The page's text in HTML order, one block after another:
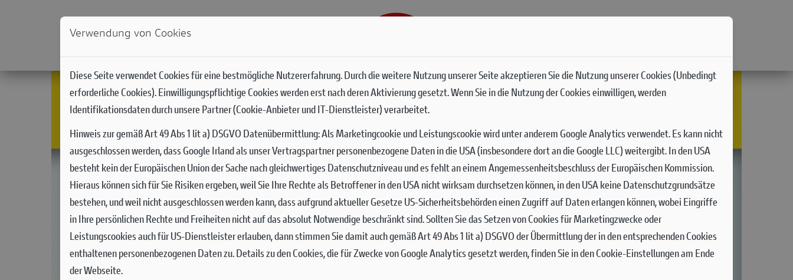
NEWS MODELLE DUCATI WORLD
Verwendung von Cookies
Diese Seite verwendet Cookies für eine bestmögliche Nutzererfahrung. Durch die weitere Nutzung unserer Seite akzeptieren Sie die Nutzung unserer Cookies (Unbedingt
erforderliche Cookies). Einwilligungspflichtige Cookies werden erst nach deren Aktivierung gesetzt. Wenn Sie in die Nutzung der Cookies einwilligen, werden
Identifikationsdaten durch unsere Partner (Cookie-Anbieter und IT-Dienstleister) verarbeitet.
Hinweis zur gemäß Art 49 Abs 1 lit a) DSGVO Datenübermittlung:Als Marketingcookie und Leistungscookie wird unter anderem Google Analytics verwendet. Es kann nicht
ausgeschlossen werden, dass Google Irland als unser Vertragspartner personenbezogene Daten in die USA (insbesondere dort an die Google LLC) weitergibt. In den USA
besteht kein der Europäischen Union der Sache nach gleichwertiges Datenschutzniveau und es fehlt an einem Angemessenheitsbeschluss der Europäischen Kommission.
Hieraus können sich für Sie Risiken ergeben, weil Sie Ihre Rechte als Betroffener in den USA nicht wirksam durchsetzen können, in den USA keine Datenschutzgrundsätze
bestehen, und weil nicht ausgeschlossen werden kann, dass aufgrund aktueller Gesetze US-Sicherheitsbehörden einen Zugriff auf Daten erlangen können, wobei Eingriffe
in Ihre persönlichen Rechte und Freiheiten nicht auf das absolut Notwendige beschränkt sind.Sollten Sie das Setzen von Cookies für Marketingzwecke oder
Leistungscookies auch für US-Dienstleister erlauben, dann stimmen Sie damit auch gemäß Art 49 Abs 1 lit a) DSGVO der Übermittlung der in den entsprechenden Cookies
enthaltenen personenbezogenen Daten zu. Details zu den Cookies, die für Zwecke von Google Analytics gesetzt werden, finden Sie in den Cookie-Einstellungen am Ende
der Webseite.